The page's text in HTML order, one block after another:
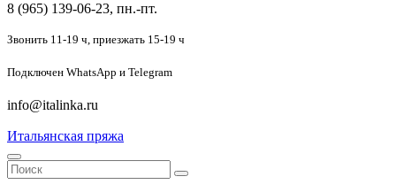
8 (965) 139-06-23, пн.-пт.
Звонить 11-19 ч, приезжать 15-19 ч
Подключен WhatsApp и Telegram
info@italinka.ru
Итальянская пряжа